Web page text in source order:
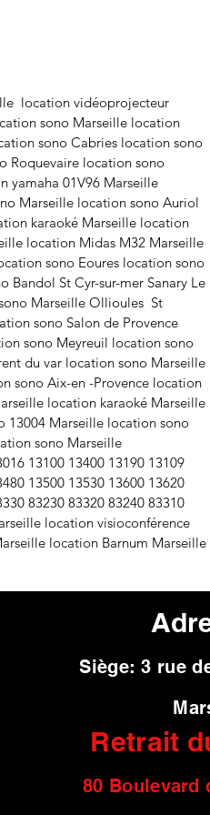
audio : RCA
: 9 - 15V CC, 500 mA
: 529 x 170 x 120 mm
: 2,80 kg
location vidéoprojecteur
sono Marseille location
sono Cabries location sono
Roquevaire location sono
yamaha 01V96 Marseille
Marseille location sono Auriol
karaoké Marseille location
location Midas M32 Marseille
sono Eoures location sono
St Cyr-sur-mer Sanary Le
Marseille Ollioules St
sono Salon de Provence
sono Meyreuil location sono
du var location sono Marseille
sono Aix-en -Provence location
location karaoké Marseille
13004 Marseille location sono
sono Marseille
13100 13400 13190 13109
13500 13530 13600 13620
83230 83320 83240 83310
location visioconférence
location Barnum Marseille
Siège: 3 rue
Retrait
80 Boulevard